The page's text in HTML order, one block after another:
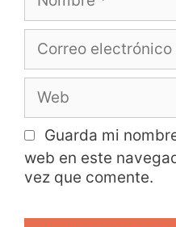
Guarda mi
web en este
vez que comente.